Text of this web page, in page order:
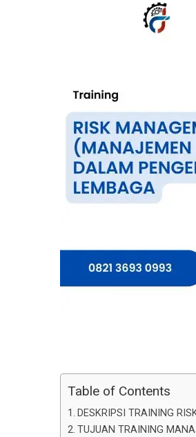
Table of Contents
DESKRIPSI TRAINING
TUJUAN TRAINING